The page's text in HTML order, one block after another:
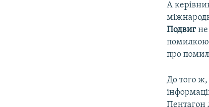
А
Подвиг не
про
До того
Пентагон